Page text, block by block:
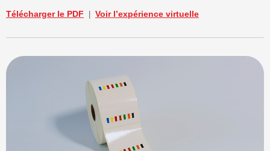
Télécharger le PDF Voir l’expérience virtuelle